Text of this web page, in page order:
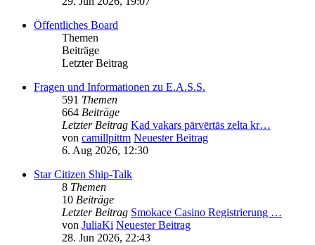
Öffentliches Board
Themen
Beiträge
Letzter Beitrag
Fragen und Informationen zu E.A.S.S.
591 Themen
664 Beiträge
Letzter Beitrag Kad vakars pārvērtās zelta kr…
von camillpittm Neuester Beitrag
6. Aug 2026, 12:30
Star Citizen Ship-Talk
8 Themen
10 Beiträge
Letzter Beitrag Smokace Casino Registrierung …
von JuliaKi Neuester Beitrag
28. Jun 2026, 22:43